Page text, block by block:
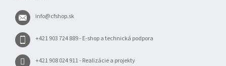
info@cfshop.sk
+421 903 724 889 - E-shop a technická podpora
+421 908 024 911 - Realizácie a projekty